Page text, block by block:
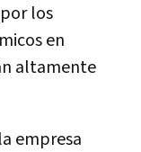
por los
en
altamente
empresa